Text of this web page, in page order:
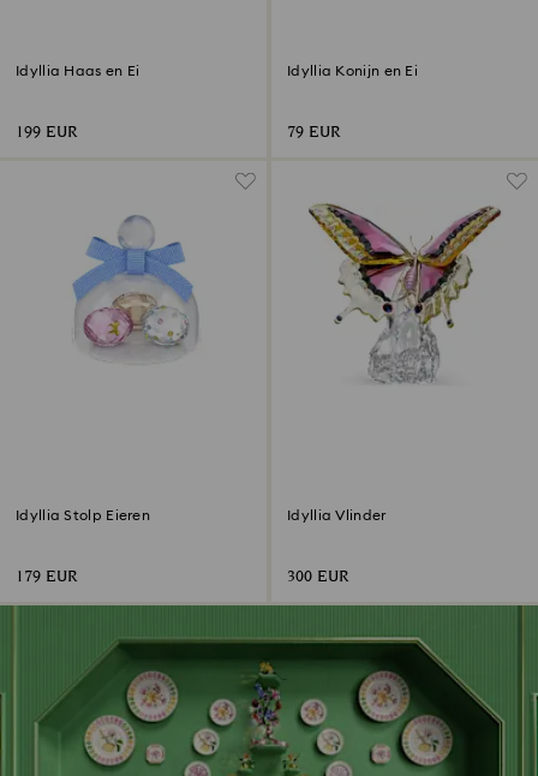
Idyllia Haas en Ei
199 EUR
Idyllia Konijn en Ei
79 EUR
Idyllia Stolp Eieren
179 EUR
Idyllia Vlinder
300 EUR